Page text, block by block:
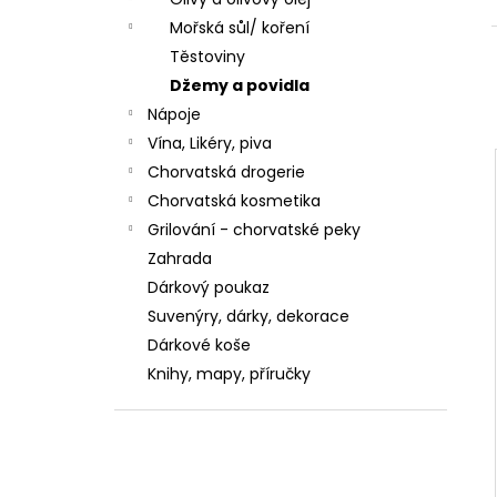
Mořská sůl/ koření
Těstoviny
Džemy a povidla
Nápoje
Vína, Likéry, piva
Chorvatská drogerie
Chorvatská kosmetika
Grilování - chorvatské peky
Zahrada
Dárkový poukaz
Suvenýry, dárky, dekorace
Dárkové koše
Knihy, mapy, příručky
CEDEVITA POMERANČ 900G
7,28 €
Pôvodne:8,62 €